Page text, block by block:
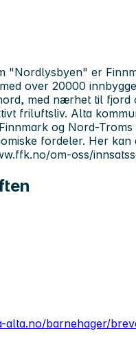
"Nordlysbyen" er
over 20000
med nærhet til fjord
friluftsliv. Alta
og Nord-
fordeler. Her kan
om-oss/
alta.no/barnehager/